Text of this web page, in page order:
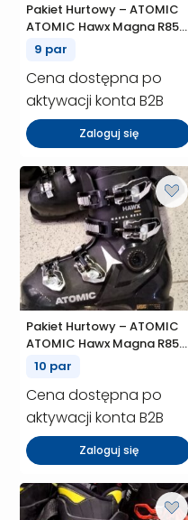
Pakiet Hurtowy – ATOMIC
ATOMIC Hawx Magna R85X
– 9 szt. (P00920)
9 par
Cena dostępna po
aktywacji konta B2B
Zaloguj się
Pakiet Hurtowy – ATOMIC
ATOMIC Hawx Magna R85X
– 10 szt. (P00918)
10 par
Cena dostępna po
aktywacji konta B2B
Zaloguj się